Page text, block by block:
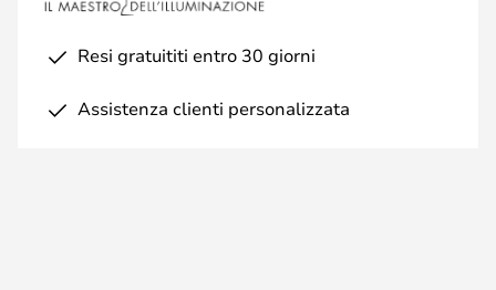
Resi gratuititi entro 30 giorni
Assistenza clienti personalizzata